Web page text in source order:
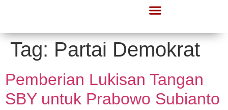
Tag: Partai Demokrat
Pemberian Lukisan Tangan
SBY untuk Prabowo Subianto